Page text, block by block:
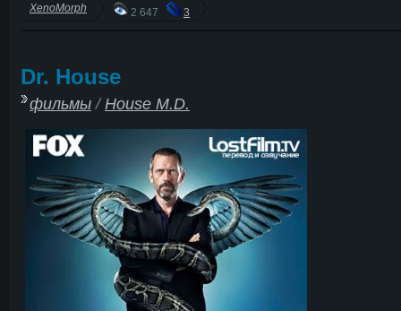
XenoMorph 2 647 3
Dr. House
фильмы/House M.D.